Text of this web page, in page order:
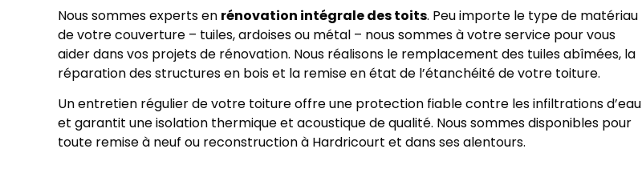
Nous sommes experts en rénovation intégrale des toits. Peu importe le type de matériau
de votre couverture – tuiles, ardoises ou métal – nous sommes à votre service pour vous
aider dans vos projets de rénovation. Nous réalisons le remplacement des tuiles abîmées, la
réparation des structures en bois et la remise en état de l’étanchéité de votre toiture.
Un entretien régulier de votre toiture offre une protection fiable contre les infiltrations d’eau
et garantit une isolation thermique et acoustique de qualité. Nous sommes disponibles pour
toute remise à neuf ou reconstruction à Hardricourt et dans ses alentours.